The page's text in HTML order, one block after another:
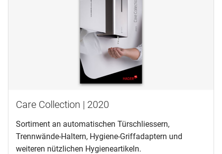
Care Collection | 2020
Sortiment an automatischen Türschliessern,
Trennwände-Haltern, Hygiene-Griffadaptern und
weiteren nützlichen Hygieneartikeln.